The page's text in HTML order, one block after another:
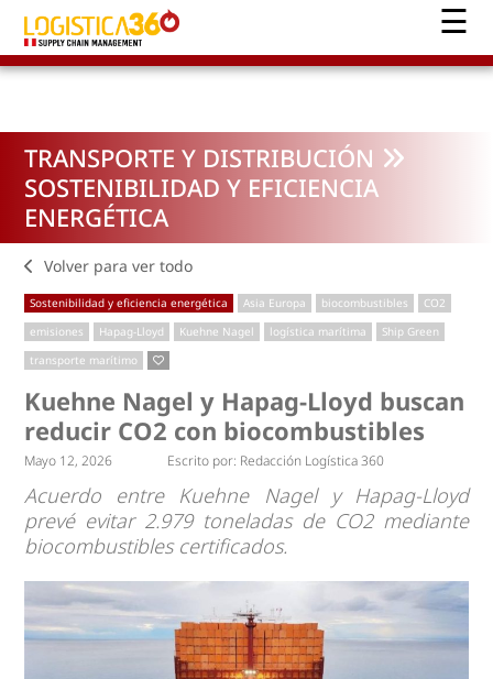
TRANSPORTE Y DISTRIBUCIÓN
SOSTENIBILIDAD Y EFICIENCIA
ENERGÉTICA
Volver para ver todo
Sostenibilidad y eficiencia energética Asia Europa biocombustibles
CO2
emisiones
Hapag-Lloyd Kuehne Nagel logística marítima
Ship Green
transporte marítimo
Kuehne Nagel y Hapag-Lloyd buscan
reducir CO2 con biocombustibles
Mayo 12, 2026 Escrito por: Redacción Logística 360
Acuerdo entre Kuehne Nagel y Hapag-Lloyd
prevé evitar 2.979 toneladas de CO2 mediante
biocombustibles certificados.